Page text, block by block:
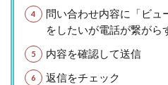
問い合わせ内容に「ビュ
をしたいが電話が繋がら
内容を確認して送信
返信をチェック